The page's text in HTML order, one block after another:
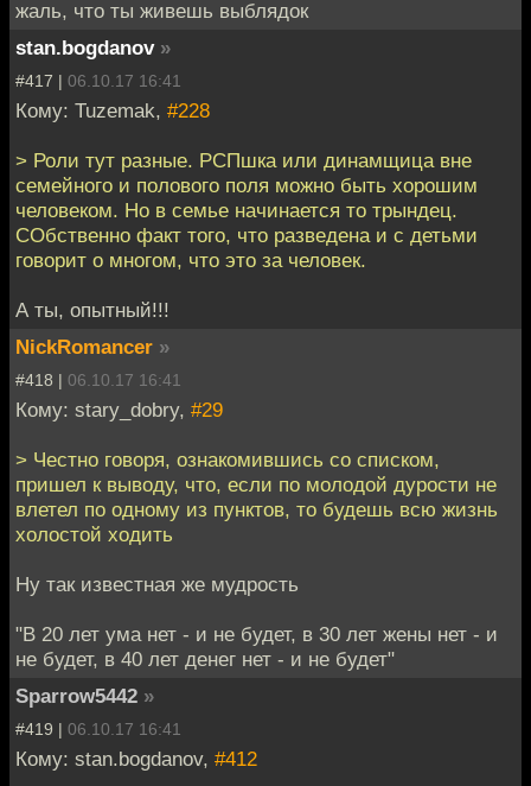
жаль, что ты живешь выблядок
stan.bogdanov »
#417 | 06.10.17 16:41
Кому: Tuzemak, #228
> Роли тут разные. РСПшка или динамщица вне
семейного и полового поля можно быть хорошим
человеком. Но в семье начинается то трындец.
СОбственно факт того, что разведена и с детьми
говорит о многом, что это за человек.
А ты, опытный!!!
NickRomancer »
#418 | 06.10.17 16:41
Кому: stary_dobry, #29
> Честно говоря, ознакомившись со списком,
пришел к выводу, что, если по молодой дурости не
влетел по одному из пунктов, то будешь всю жизнь
холостой ходить
Ну так известная же мудрость
"В 20 лет ума нет - и не будет, в 30 лет жены нет - и
не будет, в 40 лет денег нет - и не будет"
Sparrow5442 »
#419 | 06.10.17 16:41
Кому: stan.bogdanov, #412